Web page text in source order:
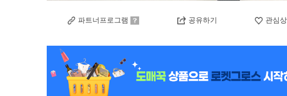
파트너프로그램 공유하기 관심